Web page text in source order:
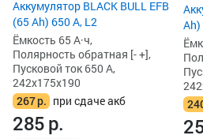
Аккумулятор BLACK BULL EFB
(65 Ah) 650 А, L2
Ёмкость 65 А·ч,
Полярность обратная [- +],
Пусковой ток 650 А,
242x175x190
267р. при сдаче акб
285р.
Ah)